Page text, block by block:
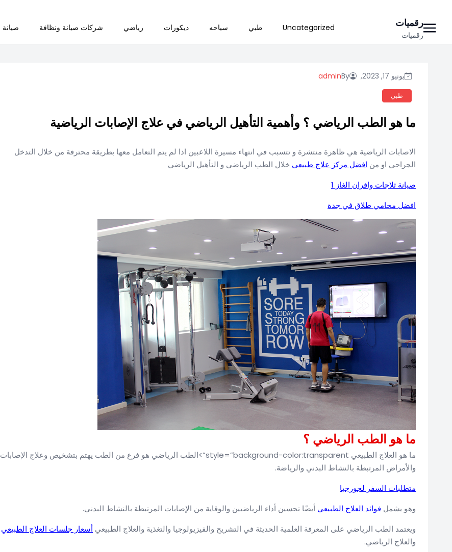
content
رقميات
رقميات
Uncategorized طبي سياحه ديكورات رياضي شركات صيانة ونظافة صيانة
يونيو 17, 2023, By
admin
طبي
ما هو الطب الرياضي ؟ وأهمية التأهيل الرياضي في علاج الإصابات الرياضية
الاصابات الرياضية هي ظاهرة منتشرة و تتسبب في انتهاء مسيرة اللاعبين اذا لم يتم التعامل معها بطريقة محترفة من خلال التدخل
الجراحي او من افضل مركز علاج طبيعي خلال الطب الرياضي و التأهيل الرياضي
صيانة ثلاجات وافران الغاز 1
افضل محامي طلاق في جدة
ما هو الطب الرياضي ؟
ما هو العلاج الطبيعي style=”background-color:transparent”>الطب الرياضي هو فرع من الطب يهتم بتشخيص وعلاج الإصابات
والأمراض المرتبطة بالنشاط البدني والرياضة.
متطلبات السفر لجورجيا
وهو يشمل فوائد العلاج الطبيعي أيضًا تحسين أداء الرياضيين والوقاية من الإصابات المرتبطة بالنشاط البدني.
ويعتمد الطب الرياضي على المعرفة العلمية الحديثة في التشريح والفيزيولوجيا والتغذية والعلاج الطبيعي أسعار جلسات العلاج الطبيعي
والعلاج الرياضي.